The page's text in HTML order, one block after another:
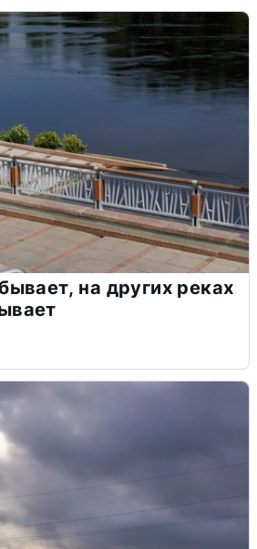
на других реках